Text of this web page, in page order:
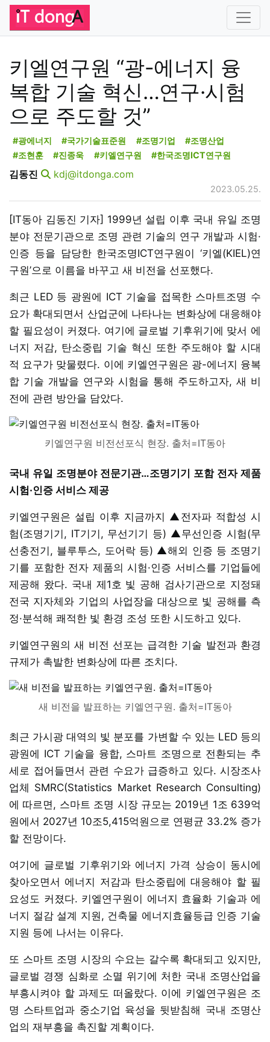
키엘연구원 “광-에너지 융
복합 기술 혁신…연구·시험
으로 주도할 것”
#광에너지 #국가기술표준원 #조명기업
#조명산업
#조현훈
#진종욱 #키엘연구원 #한국조명ICT연구원
김동진 kdj@itdonga.com
2023.05.25.
[IT동아 김동진 기자] 1999년 설립 이후 국내 유일 조명
분야 전문기관으로 조명 관련 기술의 연구 개발과 시험·
인증 등을 담당한 한국조명ICT연구원이 ‘키엘(KIEL)연
구원’으로 이름을 바꾸고 새 비전을 선포했다.
최근 LED 등 광원에 ICT 기술을 접목한 스마트조명 수
요가 확대되면서 산업군에 나타나는 변화상에 대응해야
할 필요성이 커졌다. 여기에 글로벌 기후위기에 맞서 에
너지 저감, 탄소중립 기술 혁신 또한 주도해야 할 시대
적 요구가 맞물렸다. 이에 키엘연구원은 광-에너지 융복
합 기술 개발을 연구와 시험을 통해 주도하고자, 새 비
전에 관련 방안을 담았다.
키엘연구원 비전선포식 현장. 출처=IT동아
국내 유일 조명분야 전문기관…조명기기 포함 전자 제품
시험·인증 서비스 제공
키엘연구원은 설립 이후 지금까지 ▲전자파 적합성 시
험(조명기기, IT기기, 무선기기 등) ▲무선인증 시험(무
선충전기, 블루투스, 도어락 등) ▲해외 인증 등 조명기
기를 포함한 전자 제품의 시험·인증 서비스를 기업들에
제공해 왔다. 국내 제1호 빛 공해 검사기관으로 지정돼
전국 지자체와 기업의 사업장을 대상으로 빛 공해를 측
정·분석해 쾌적한 빛 환경 조성 또한 시도하고 있다.
키엘연구원의 새 비전 선포는 급격한 기술 발전과 환경
규제가 촉발한 변화상에 따른 조치다.
새 비전을 발표하는 키엘연구원. 출처=IT동아
최근 가시광 대역의 빛 분포를 가변할 수 있는 LED 등의
광원에 ICT 기술을 융합, 스마트 조명으로 전환되는 추
세로 접어들면서 관련 수요가 급증하고 있다. 시장조사
업체 SMRC(Statistics Market Research Consulting)
에 따르면, 스마트 조명 시장 규모는 2019년 1조 639억
원에서 2027년 10조5,415억원으로 연평균 33.2% 증가
할 전망이다.
여기에 글로벌 기후위기와 에너지 가격 상승이 동시에
찾아오면서 에너지 저감과 탄소중립에 대응해야 할 필
요성도 커졌다. 키엘연구원이 에너지 효율화 기술과 에
너지 절감 설계 지원, 건축물 에너지효율등급 인증 기술
지원 등에 나서는 이유다.
또 스마트 조명 시장의 수요는 갈수록 확대되고 있지만,
글로벌 경쟁 심화로 소멸 위기에 처한 국내 조명산업을
부흥시켜야 할 과제도 떠올랐다. 이에 키엘연구원은 조
명 스타트업과 중소기업 육성을 뒷받침해 국내 조명산
업의 재부흥을 촉진할 계획이다.